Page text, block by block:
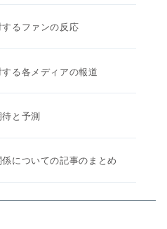
るファンの反応
る各メディアの報道
と予測
についての記事のまとめ